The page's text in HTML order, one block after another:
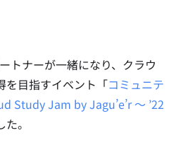
トナーが一緒になり、クラウ
を目指すイベント「コミュニテ
Study Jam by Jagu’e’r 〜 ’22
。